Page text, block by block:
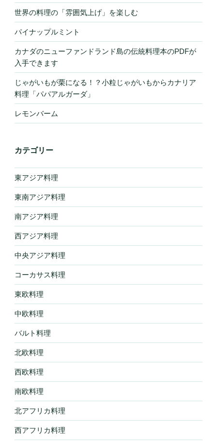
世界の料理の「雰囲気上げ」を楽しむ
パイナップルミント
カナダのニューファンドランド島の伝統料理本のPDFが
入手できます
じゃがいもが栗になる！？小粒じゃがいもからカナリア
料理「パパアルガーダ」
レモンバーム
カテゴリー
東アジア料理
東南アジア料理
南アジア料理
西アジア料理
中央アジア料理
コーカサス料理
東欧料理
中欧料理
バルト料理
北欧料理
西欧料理
南欧料理
北アフリカ料理
西アフリカ料理